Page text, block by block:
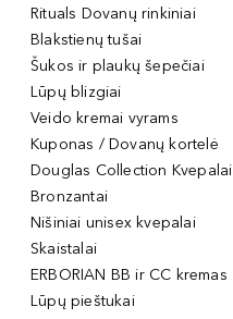
Rituals Dovanų rinkiniai
Blakstienų tušai
Šukos ir plaukų šepečiai
Lūpų blizgiai
Veido kremai vyrams
Kuponas / Dovanų kortelė
Douglas Collection Kvepalai
Bronzantai
Nišiniai unisex kvepalai
Skaistalai
ERBORIAN BB ir CC kremas
Lūpų pieštukai